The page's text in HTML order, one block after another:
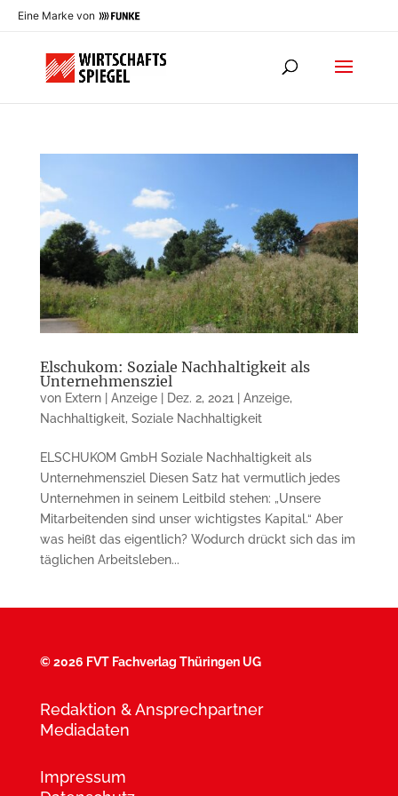
Eine Marke von
Elschukom: Soziale Nachhaltigkeit als
Unternehmensziel
von Extern | Anzeige| Dez. 2, 2021 | Anzeige,
Nachhaltigkeit, Soziale Nachhaltigkeit
ELSCHUKOM GmbH Soziale Nachhaltigkeit als
Unternehmensziel Diesen Satz hat vermutlich jedes
Unternehmen in seinem Leitbild stehen: „Unsere
Mitarbeitenden sind unser wichtigstes Kapital.“ Aber
was heißt das eigentlich? Wodurch drückt sich das im
täglichen Arbeitsleben...
©2026 FVT Fachverlag Thüringen UG
Redaktion & Ansprechpartner
Mediadaten
Impressum